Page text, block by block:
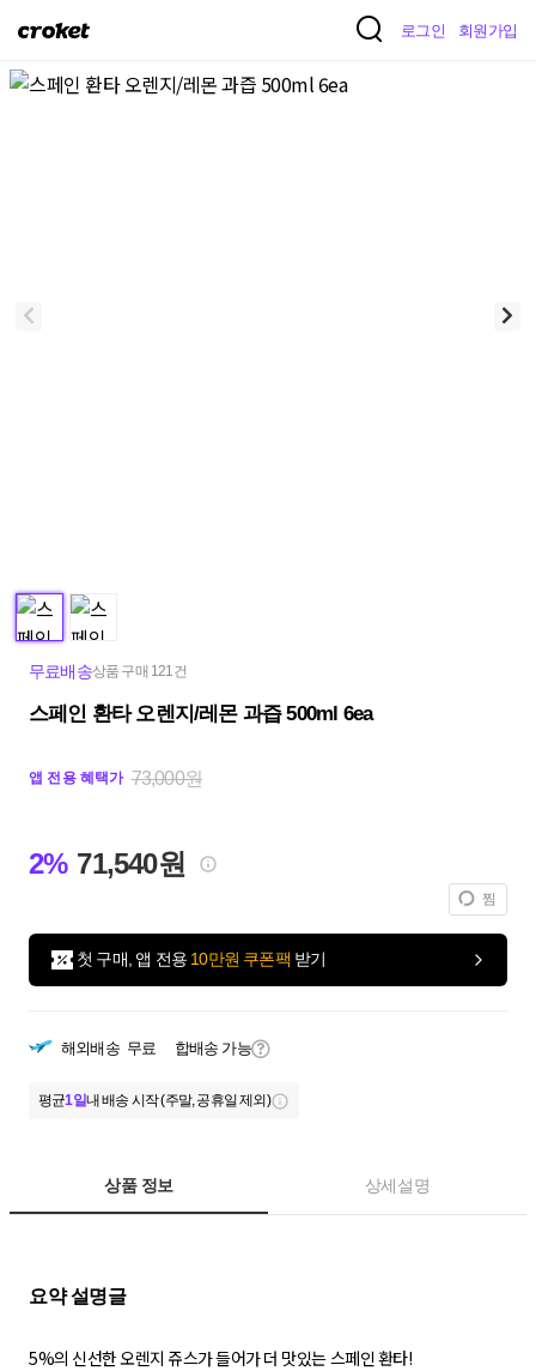
크
켓
로그인 회원가입
무료배송상품 구매 121건
스페인 환타 오렌지/레몬 과즙 500ml 6ea
앱 전용 혜택가 73,000원
2% 71,540원
찜
첫 구매, 앱 전용 10만원 쿠폰팩 받기
해외배송 무료 합배송 가능
평균1일내 배송 시작 (주말, 공휴일 제외)
상품 정보 상세설명
요약 설명글
5%의 신선한 오렌지 쥬스가 들어가 더 맛있는 스페인 환타!